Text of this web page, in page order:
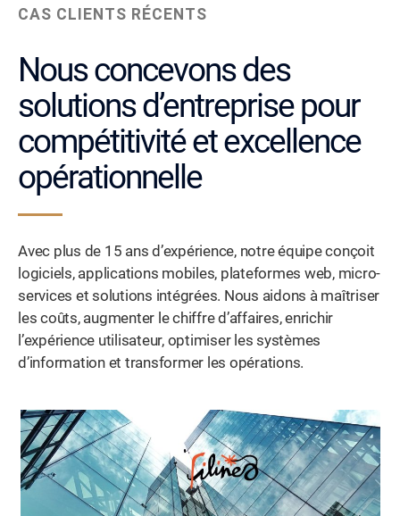
CAS CLIENTS RÉCENTS
Nous concevons des
solutions d’entreprise pour
compétitivité et excellence
opérationnelle
Avec plus de 15 ans d’expérience, notre équipe conçoit
logiciels, applications mobiles, plateformes web, micro-
services et solutions intégrées. Nous aidons à maîtriser
les coûts, augmenter le chiffre d’affaires, enrichir
l’expérience utilisateur, optimiser les systèmes
d’information et transformer les opérations.